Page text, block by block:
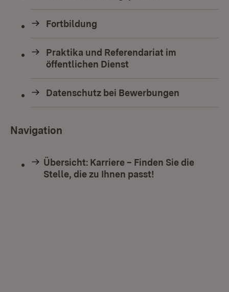
Fortbildung
Praktika und Referendariat im
öffentlichen Dienst
Datenschutz bei Bewerbungen
Navigation
Übersicht: Karriere – Finden Sie die
Stelle, die zu Ihnen passt!